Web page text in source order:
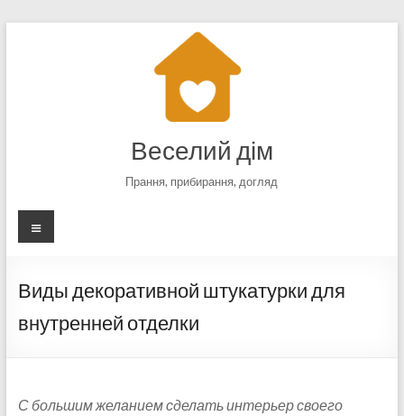
Веселий дім
Прання, прибирання, догляд
Меню
Виды декоративной штукатурки для
внутренней отделки
С большим желанием сделать интерьер своего